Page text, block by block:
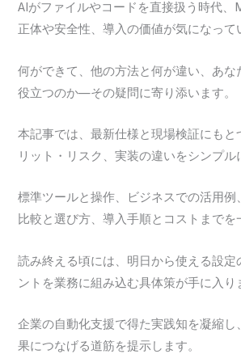
AIがファイルやコードを直接扱う時代
正体や安全性、導入の価値が気になって
何ができて、他の方法と何が違い、あな
役立つのか—その疑問に寄り添います。
本記事では、最新仕様と現場検証にもと
リット・リスク、実装の違いをシンプル
標準ツールと操作、ビジネスでの活用例
比較と選び方、導入手順とコストまでを
読み終える頃には、明日から使える設定
ントを業務に組み込む具体策が手に入り
企業の自動化支援で得た実践知を凝縮し
果につなげる道筋を提示します。